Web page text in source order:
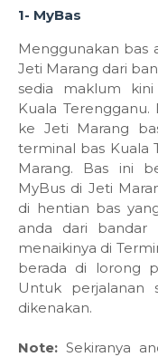
1- MyBas
Menggunakan bas
Jeti Marang dari
sedia maklum
Kuala
ke Jeti Marang
terminal bas Kuala
Marang. Bas ini
MyBus di Jeti
di hentian bas
anda dari bandar
menaikinya di
berada di lorong
Untuk perjalanan
dikenakan.
Note: Sekiranya